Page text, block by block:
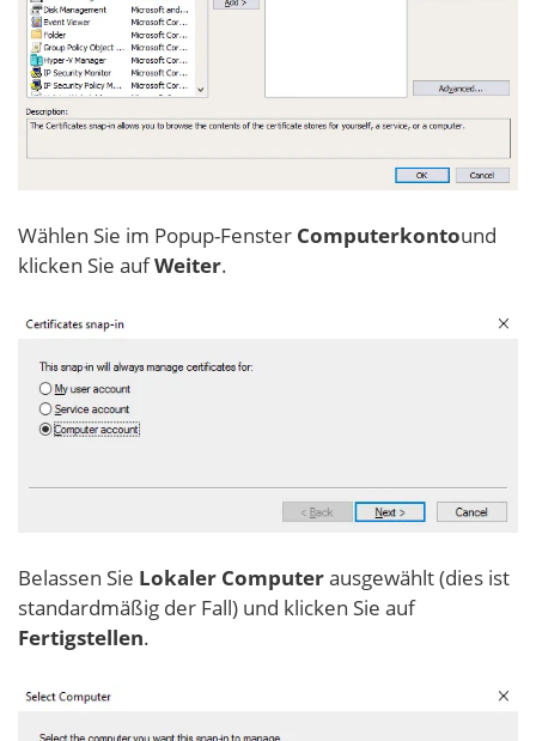
Wählen Sie im Popup-Fenster Computerkontound
klicken Sie aufWeiter.
Belassen Sie Lokaler Computerausgewählt (dies ist
standardmäßig der Fall) und klicken Sie auf
Fertigstellen.